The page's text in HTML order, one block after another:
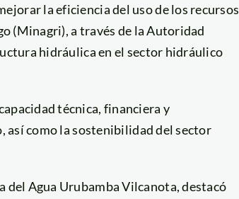
la eficiencia del uso de los recursos
(Minagri), a través de la Autoridad
hidráulica en el sector hidráulico
técnica, financiera y
así como la sostenibilidad del sector
Agua Urubamba Vilcanota, destacó